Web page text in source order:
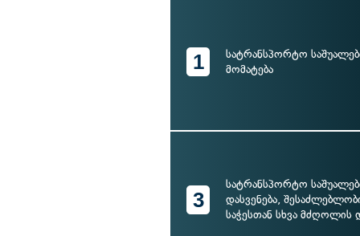
1
სატრანსპორტო
მომატება
3
სატრანსპორტო
დასვენება,
საჭესთან სხვა მძღოლის